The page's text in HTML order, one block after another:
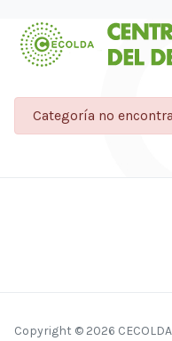
danger
Categoría no
Copyright © 2026